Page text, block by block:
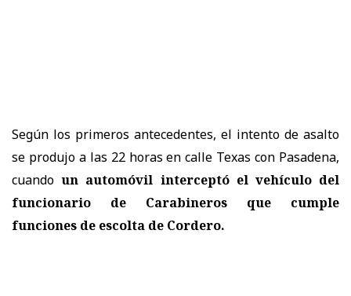
Según los primeros antecedentes, el intento de asalto
se produjo a las 22 horas en calle Texas con Pasadena,
cuandoun automóvil interceptó el vehículo del
funcionario de Carabineros
que cumple
funciones de escolta de Cordero.